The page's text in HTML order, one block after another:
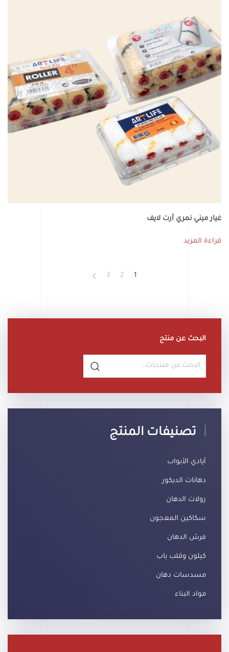
غيار ميني نمري آرت لايف
قراءة المزيد
1
2
3
البحث عن منتج
البحث
تصنيفات المنتج
أيادي الأبواب
دهانات الديكور
رولات الدهان
سكاكين المعجون
فرش الدهان
كيلون وقلب باب
مسدسات دهان
مواد البناء